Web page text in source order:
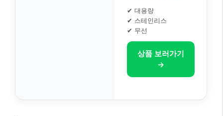
✔ 대용량
✔ 스테인리스
✔ 무선
상품 보러가기
→